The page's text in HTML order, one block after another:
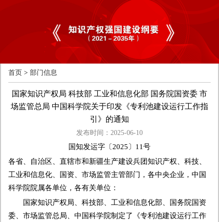
首页 > 部门信息
国家知识产权局 科技部 工业和信息化部 国务院国资委 市
场监管总局 中国科学院关于印发《专利池建设运行工作指
引》的通知
发布时间：2025-06-10
国知发运字〔2025〕11号
各省、自治区、直辖市和新疆生产建设兵团知识产权、科技、
工业和信息化、国资、市场监管主管部门，各中央企业，中国
科学院院属各单位，各有关单位：
国家知识产权局、科技部、工业和信息化部、国务院国资
委、市场监管总局、中国科学院制定了《专利池建设运行工作